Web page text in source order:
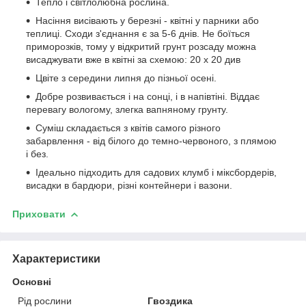
Насіння висівають у березні - квітні у парники або
теплиці. Сходи з'єднання є за 5-6 днів. Не боїться
приморозків, тому у відкритий грунт розсаду можна
висаджувати вже в квітні за схемою: 20 х 20 див
Цвіте з середини липня до пізньої осені.
Добре розвивається і на сонці, і в напівтіні. Віддає
перевагу вологому, злегка вапняному грунту.
Суміш складається з квітів самого різного
забарвлення - від білого до темно-червоного, з плямою
і без.
Ідеально підходить для садових клумб і міксбордерів,
висадки в бардюри, різні контейнери і вазони.
Приховати
Характеристики
Основні
Рід рослини
Гвоздика